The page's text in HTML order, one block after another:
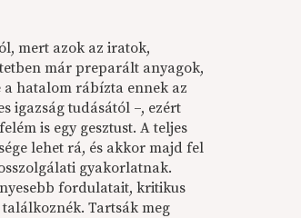
mert azok az iratok,
már preparált anyagok,
hatalom rábízta ennek az
igazság tudásától –, ezért
is egy gesztust. A teljes
lehet rá, és akkor majd fel
gyakorlatnak.
fordulatait, kritikus
Tartsák meg